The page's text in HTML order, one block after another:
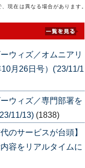
現在は異なる場合があります。
ウィズ／オムニアリ
月26日号）('23/11/1
ウィズ／専門部署を
11/13) (1838)
のサービスが台頭】
容をリアルタイムに